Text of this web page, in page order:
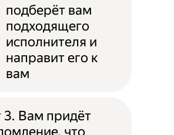
подберёт вам
подходящего
исполнителя и
направит его к
вам
Вам придёт